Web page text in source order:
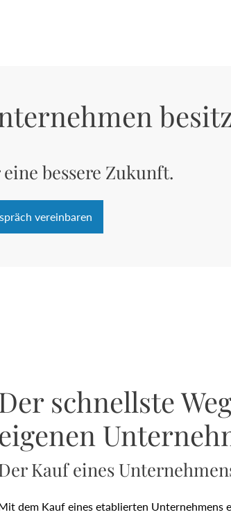
bessere Zukunft.
vereinbaren
schnellste
Kauf eines
dem Kauf eines etablierten Unternehmens